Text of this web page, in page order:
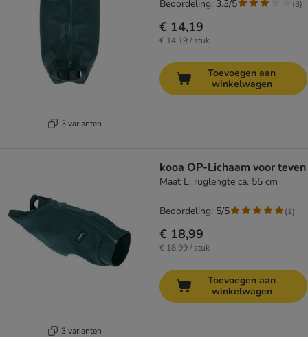
3 varianten
€ 14,19
€ 14,19 / stuk
Beoordeling: 3.3/5 (3)
Toevoegen aan
winkelwagen
3 varianten
kooa OP-Lichaam voor teven
Maat L: ruglengte ca. 55 cm
€ 18,99
€ 18,99 / stuk
Beoordeling: 5/5 (1)
Toevoegen aan
winkelwagen